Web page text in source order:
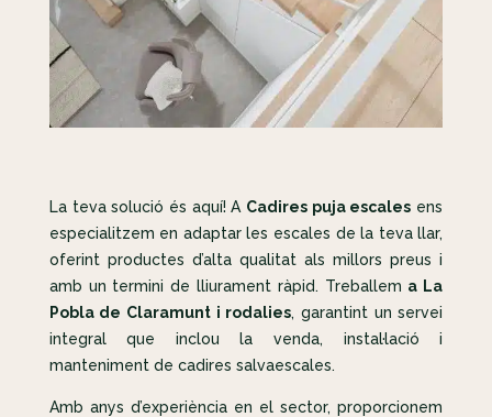
La teva solució és aquí! A Cadires puja escales ens
especialitzem en adaptar les escales de la teva llar,
oferint productes d’alta qualitat als millors preus i
amb un termini de lliurament ràpid. Treballem a La
Pobla de Claramunt i rodalies, garantint un servei
integral que inclou la venda, instal·lació i
manteniment de cadires salvaescales.
Amb anys d’experiència en el sector, proporcionem